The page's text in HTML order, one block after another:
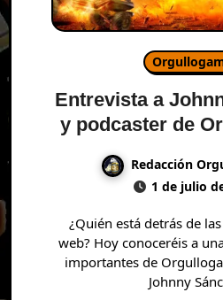
Entrevista a
y podcaster de
Redacción
1 de julio
¿Quién está detrás de las bambalinas de la
web? Hoy conoceréis a
importantes de
Johnny